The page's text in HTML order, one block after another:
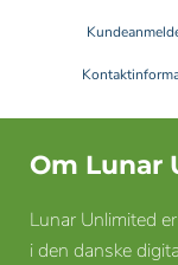
Om Lunar
Lunar Unlimited
i den danske